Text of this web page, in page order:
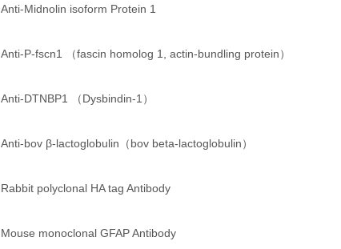
Anti-Midnolin isoform Protein 1
Anti-P-fscn1 （fascin homolog 1, actin-bundling protein）
Anti-DTNBP1 （Dysbindin-1）
Anti-bov β-lactoglobulin（bov beta-lactoglobulin）
Rabbit polyclonal HA tag Antibody
Mouse monoclonal GFAP Antibody